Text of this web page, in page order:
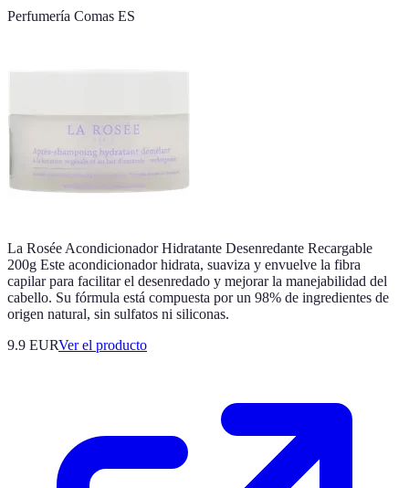
Perfumería Comas ES
La Rosée Acondicionador Hidratante Desenredante Recargable
200g Este acondicionador hidrata, suaviza y envuelve la fibra
capilar para facilitar el desenredado y mejorar la manejabilidad del
cabello. Su fórmula está compuesta por un 98% de ingredientes de
origen natural, sin sulfatos ni siliconas.
9.9 EURVer el producto